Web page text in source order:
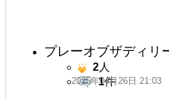
プレーオブザディ
2025年04月26日 21:03
2人
1件